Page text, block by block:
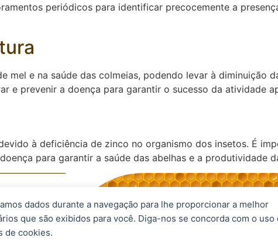
dados durante a navegação para lhe proporcionar a melhor
que são exibidos para você. Diga-nos se concorda com o uso
de cookies.
periódicos para identificar precocemente a
e na saúde das colmeias, podendo levar à diminuição
e prevenir a doença para garantir o sucesso da atividade
à deficiência de zinco no organismo dos insetos. É
para garantir a saúde das abelhas e a produtividade